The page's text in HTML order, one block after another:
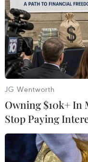
#Podcast #Đặng
#Tội phạm sử dụng
#Thông tin chưa được
Theo dõi VietnamPlus
JG Wentworth
Owning $10k+ In
Stop Paying